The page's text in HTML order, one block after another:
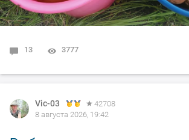
13 3777
Vic-03
42708
8 августа 2026, 19:42